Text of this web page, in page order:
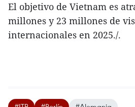
El objetivo de Vietnam es
millones y 23 millones de
internacionales en 2025./.